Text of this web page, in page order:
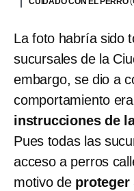
La foto habría sido
sucursales de la
embargo, se dio a
comportamiento
instrucciones de
Pues todas las
acceso a perros
motivo deproteger